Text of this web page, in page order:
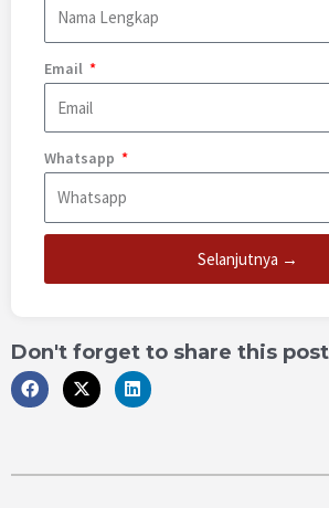
Email
Whatsapp
Selanjutnya →
Don't forget to share this